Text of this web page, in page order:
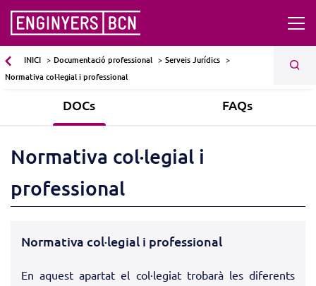
INICI Documentació professional
Serveis Jurídics
Normativa col·legial i professional
DOCs FAQs
Normativa col·legial i
professional
Normativa col·legial i professional
En aquest apartat el col·legiat trobarà les diferents